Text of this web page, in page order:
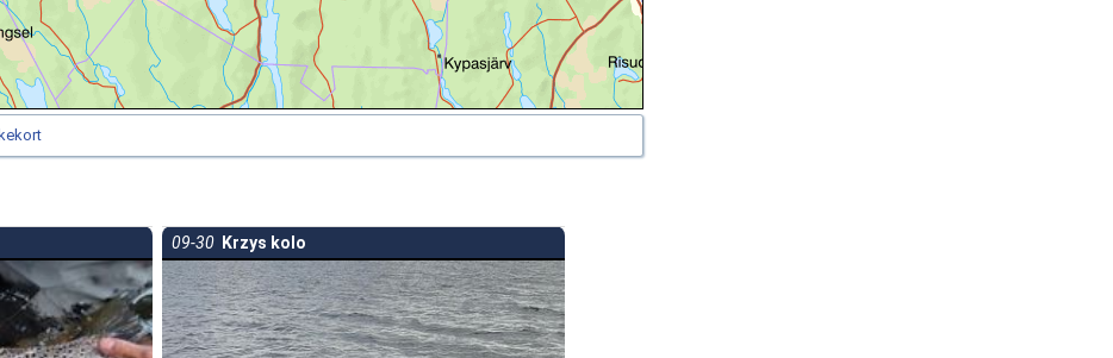
09-30 Krzys kolo